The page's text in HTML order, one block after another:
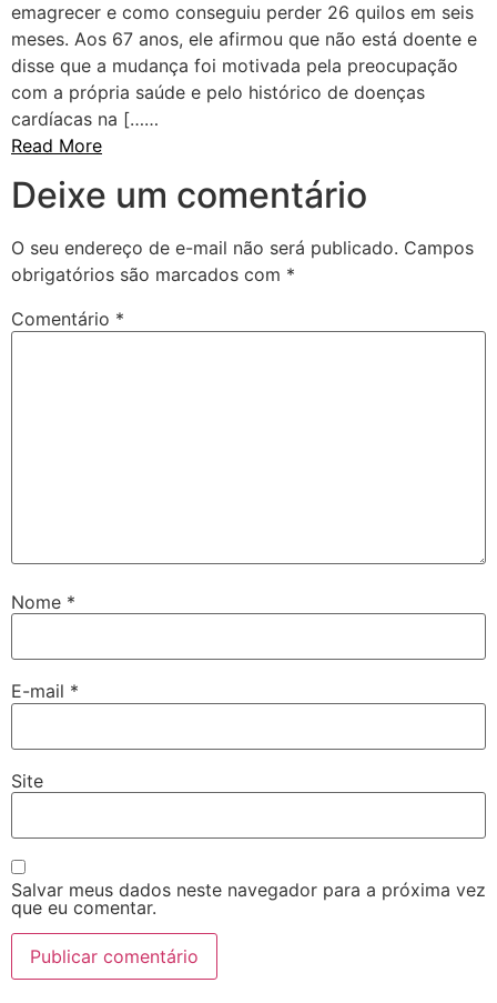
emagrecer e como conseguiu perder 26 quilos em seis
meses. Aos 67 anos, ele afirmou que não está doente e
disse que a mudança foi motivada pela preocupação
com a própria saúde e pelo histórico de doenças
cardíacas na [……
Read More
Deixe um comentário
O seu endereço de e-mail não será publicado. Campos
obrigatórios são marcados com *
Comentário *
Nome *
E-mail *
Site
Salvar meus dados neste navegador para a próxima vez
que eu comentar.